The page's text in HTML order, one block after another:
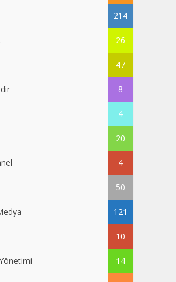
214
26
47
8
4
20
4
50
121
10
14